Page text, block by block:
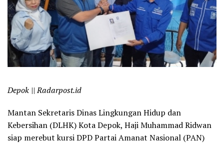
Depok || Radarpost.id
Mantan Sekretaris Dinas Lingkungan Hidup dan
Kebersihan (DLHK) Kota Depok, Haji Muhammad Ridwan
siap merebut kursi DPD Partai Amanat Nasional (PAN)